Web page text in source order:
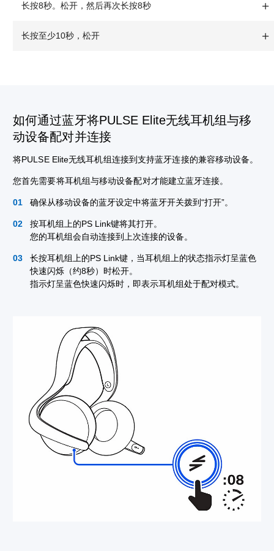
长按8秒。松开，然后再次长按8秒
长按至少10秒，松开
如何通过蓝牙将PULSE Elite无线耳机组与移
动设备配对并连接
将PULSE Elite无线耳机组连接到支持蓝牙连接的兼容移动设备。
您首先需要将耳机组与移动设备配对才能建立蓝牙连接。
确保从移动设备的蓝牙设定中将蓝牙开关拨到“打开”。
按耳机组上的PS Link键将其打开。
您的耳机组会自动连接到上次连接的设备。
长按耳机组上的PS Link键，当耳机组上的状态指示灯呈蓝色
快速闪烁（约8秒）时松开。
指示灯呈蓝色快速闪烁时，即表示耳机组处于配对模式。